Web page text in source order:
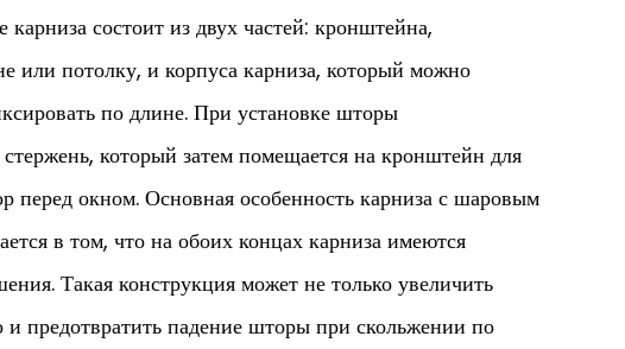
состоит из двух частей: кронштейна,
или потолку, и корпуса карниза, который можно
по длине. При установке шторы
который затем помещается на кронштейн для
перед окном. Основная особенность карниза с шаровым
в том, что на обоих концах карниза имеются
Такая конструкция может не только увеличить
и предотвратить падение шторы при скольжении по